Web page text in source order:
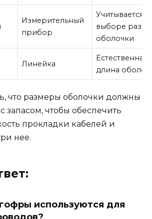
Измерительный
прибор
Учитывается
выборе
оболочки
Линейка
Естественная
длина
что размеры оболочки должны
запасом, чтобы обеспечить
прокладки кабелей и
нее.
используются для